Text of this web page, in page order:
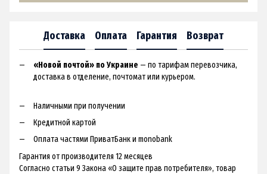
Доставка Оплата Гарантия Возврат
«Новой почтой» по Украине — по тарифам перевозчика,
доставка в отделение, почтомат или курьером.
Наличными при получении
Кредитной картой
Оплата частями ПриватБанк и monobank
Гарантия от производителя 12 месяцев
Согласно статьи 9 Закона «О защите прав потребителя», товар